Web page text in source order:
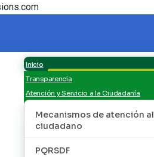
Inicio
Transparencia
Atención y Servicio a la Ciudadanía
Mecanismos de atención al
ciudadano
PQRSDF